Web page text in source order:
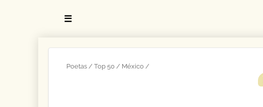
☰
Poetas Top 50 México